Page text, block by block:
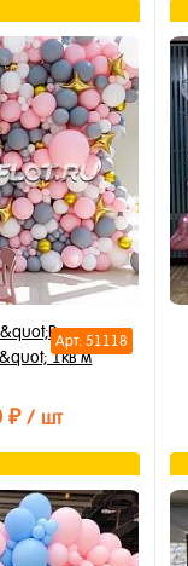
Арт: 51118
1кв м
₽ / шт